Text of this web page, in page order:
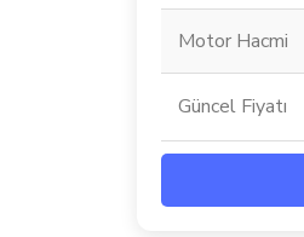
Motor Hacmi
Güncel Fiyatı